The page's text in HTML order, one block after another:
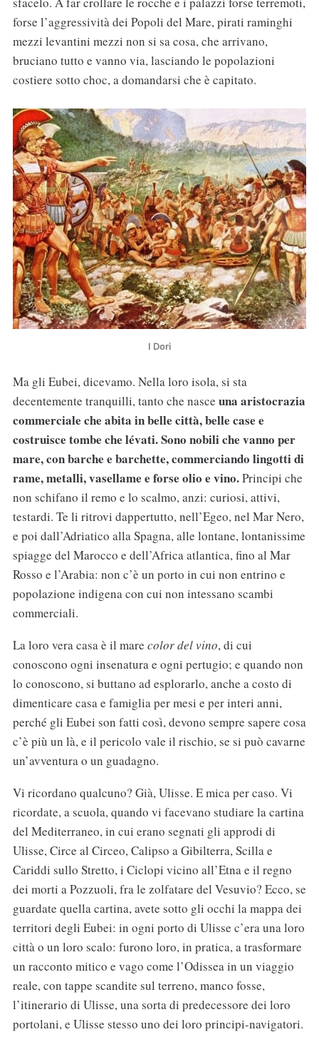
forse l’aggressività dei Popoli del Mare, pirati raminghi
mezzi levantini mezzi non si sa cosa, che arrivano,
bruciano tutto e vanno via, lasciando le popolazioni
costiere sotto choc, a domandarsi che è capitato.
I Dori
Ma gli Eubei, dicevamo. Nella loro isola, si sta
decentemente tranquilli, tanto che nasce una aristocrazia
commerciale che abita in belle città, belle case e
costruisce tombe che lévati. Sono nobili che vanno per
mare, con barche e barchette, commerciando lingotti di
rame, metalli, vasellame e forse olio e vino.Principi che
non schifano il remo e lo scalmo, anzi: curiosi, attivi,
testardi. Te li ritrovi dappertutto, nell’Egeo, nel Mar Nero,
e poi dall’Adriatico alla Spagna, alle lontane, lontanissime
spiagge del Marocco e dell’Africa atlantica, fino al Mar
Rosso e l’Arabia: non c’è un porto in cui non entrino e
popolazione indigena con cui non intessano scambi
commerciali.
La loro vera casa è il mare color del vino, di cui
conoscono ogni insenatura e ogni pertugio; e quando non
lo conoscono, si buttano ad esplorarlo, anche a costo di
dimenticare casa e famiglia per mesi e per interi anni,
perché gli Eubei son fatti così, devono sempre sapere cosa
c’è più un là, e il pericolo vale il rischio, se si può cavarne
un’avventura o un guadagno.
Vi ricordano qualcuno? Già, Ulisse. E mica per caso. Vi
ricordate, a scuola, quando vi facevano studiare la cartina
del Mediterraneo, in cui erano segnati gli approdi di
Ulisse, Circe al Circeo, Calipso a Gibilterra, Scilla e
Cariddi sullo Stretto, i Ciclopi vicino all’Etna e il regno
dei morti a Pozzuoli, fra le zolfatare del Vesuvio? Ecco, se
guardate quella cartina, avete sotto gli occhi la mappa dei
territori degli Eubei: in ogni porto di Ulisse c’era una loro
città o un loro scalo: furono loro, in pratica, a trasformare
un racconto mitico e vago come l’Odissea in un viaggio
reale, con tappe scandite sul terreno, manco fosse,
l’itinerario di Ulisse, una sorta di predecessore dei loro
portolani, e Ulisse stesso uno dei loro principi-navigatori.